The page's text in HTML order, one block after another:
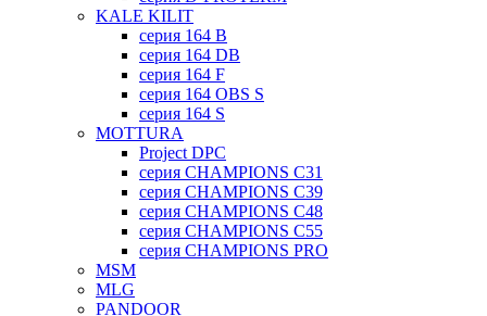
KALE KILIT
серия 164 B
серия 164 DB
серия 164 F
серия 164 OBS S
серия 164 S
MOTTURA
Project DPC
серия CHAMPIONS C31
серия CHAMPIONS C39
серия CHAMPIONS C48
серия CHAMPIONS C55
серия CHAMPIONS PRO
MSM
MLG
PANDOOR